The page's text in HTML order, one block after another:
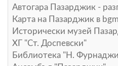
Автогара Пазарджик -
Карта на Пазарджик в
Исторически музей
ХГ "Ст. Доспевски"
Библиотека "Н.